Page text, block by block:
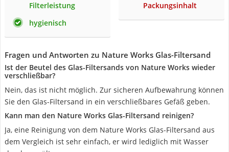
Filterleistung
hygienisch
Packungsinhalt
Fragen und Antworten zu Nature Works Glas-Filtersand
Ist der Beutel des Glas-Filtersands von Nature Works wieder
verschließbar?
Nein, das ist nicht möglich. Zur sicheren Aufbewahrung können
Sie den Glas-Filtersand in ein verschließbares Gefäß geben.
Kann man den Nature Works Glas-Filtersand reinigen?
Ja, eine Reinigung von dem Nature Works Glas-Filtersand aus
dem Vergleich ist sehr einfach, er wird lediglich mit Wasser